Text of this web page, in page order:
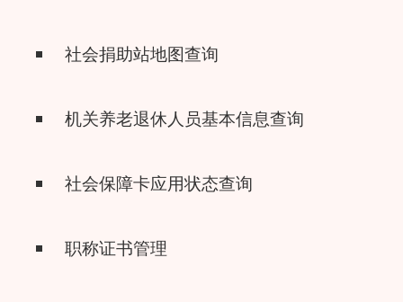
社会捐助站地图查询
机关养老退休人员基本信息查询
社会保障卡应用状态查询
职称证书管理